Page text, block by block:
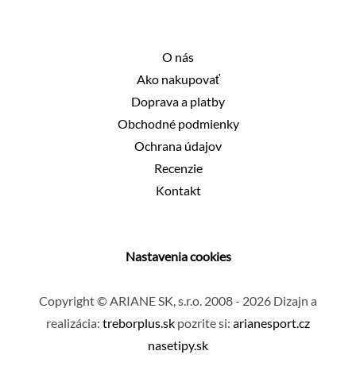
O nás
Ako nakupovať
Doprava a platby
Obchodné podmienky
Ochrana údajov
Recenzie
Kontakt
Nastavenia cookies
Copyright © ARIANE SK, s.r.o. 2008 - 2026 Dizajn a
realizácia: treborplus.sk pozrite si: arianesport.cz
nasetipy.sk